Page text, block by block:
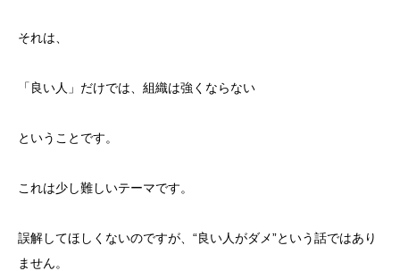
それは、
「良い人」だけでは、組織は強くならない
ということです。
これは少し難しいテーマです。
誤解してほしくないのですが、“良い人がダメ”という話ではあり
ません。